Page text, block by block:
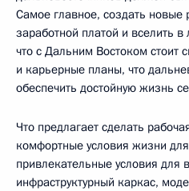
Самое главное, создать новые
заработной платой и вселить
что с Дальним Востоком стоит
и карьерные планы, что
обеспечить достойную жизнь
Что предлагает сделать
комфортные условия жизни
привлекательные условия для
инфраструктурный каркас,